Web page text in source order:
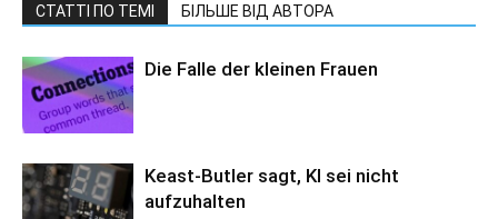
СТАТТІ ПО ТЕМІ БІЛЬШЕ ВІД АВТОРА
Die Falle der kleinen Frauen
Keast-Butler sagt, KI sei nicht
aufzuhalten